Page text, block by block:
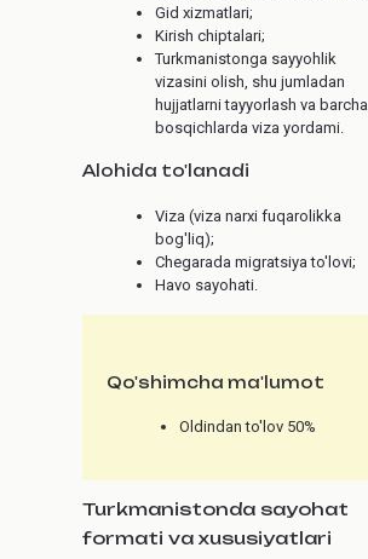
Gid xizmatlari;
Kirish chiptalari;
Turkmanistonga sayyohlik
vizasini olish, shu jumladan
hujjatlarni tayyorlash va barcha
bosqichlarda viza yordami.
Alohida to'lanadi
Viza (viza narxi fuqarolikka
bog'liq);
Chegarada migratsiya to'lovi;
Havo sayohati.
Qo'shimcha ma'lumot
Oldindan to'lov 50%
Turkmanistonda sayohat
formati va xususiyatlari